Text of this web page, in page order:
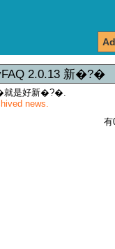
2.0.13 新�?�
是好新�?�.
news.
有